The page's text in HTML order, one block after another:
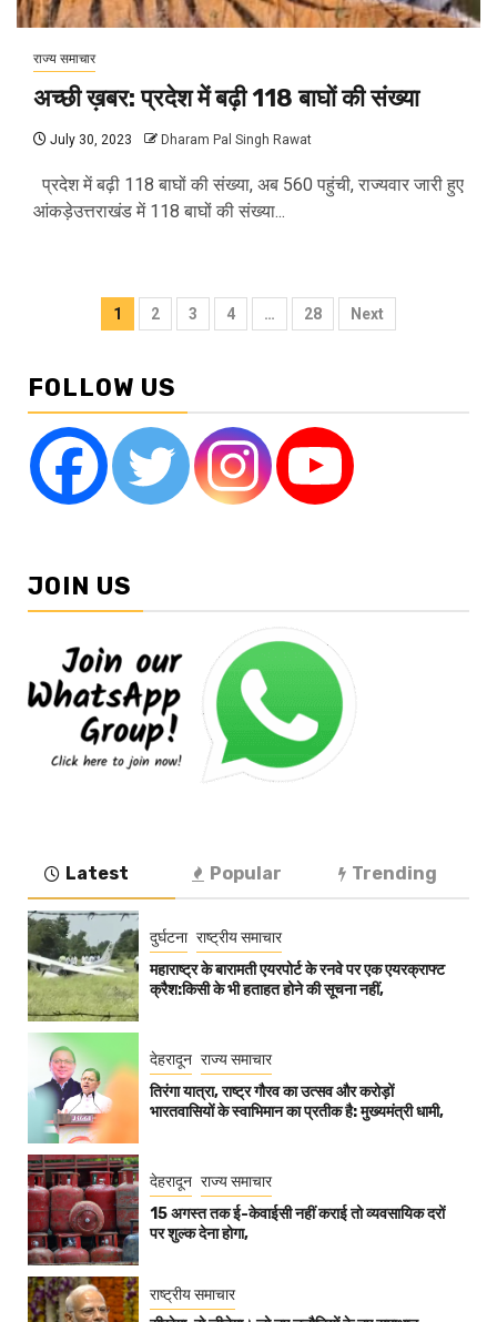
राज्य समाचार
अच्छी ख़बर: प्रदेश में बढ़ी 118 बाघों की संख्या
July 30, 2023 Dharam Pal Singh Rawat
प्रदेश में बढ़ी 118 बाघों की संख्या, अब 560 पहुंची, राज्यवार जारी हुए
आंकड़ेउत्तराखंड में 118 बाघों की संख्या...
Posts
1 2 3 4 … 28 Next
FOLLOW US
JOIN US
Latest Popular Trending
दुर्घटना राष्ट्रीय समाचार
महाराष्ट्र के बारामती एयरपोर्ट के रनवे पर एक एयरक्राफ्ट
क्रैश:किसी के भी हताहत होने की सूचना नहीं,
देहरादून राज्य समाचार
तिरंगा यात्रा, राष्ट्र गौरव का उत्सव और करोड़ों
भारतवासियों के स्वाभिमान का प्रतीक है: मुख्यमंत्री धामी,
देहरादून राज्य समाचार
15 अगस्त तक ई-केवाईसी नहीं कराई तो व्यवसायिक दरों
पर शुल्क देना होगा,
राष्ट्रीय समाचार